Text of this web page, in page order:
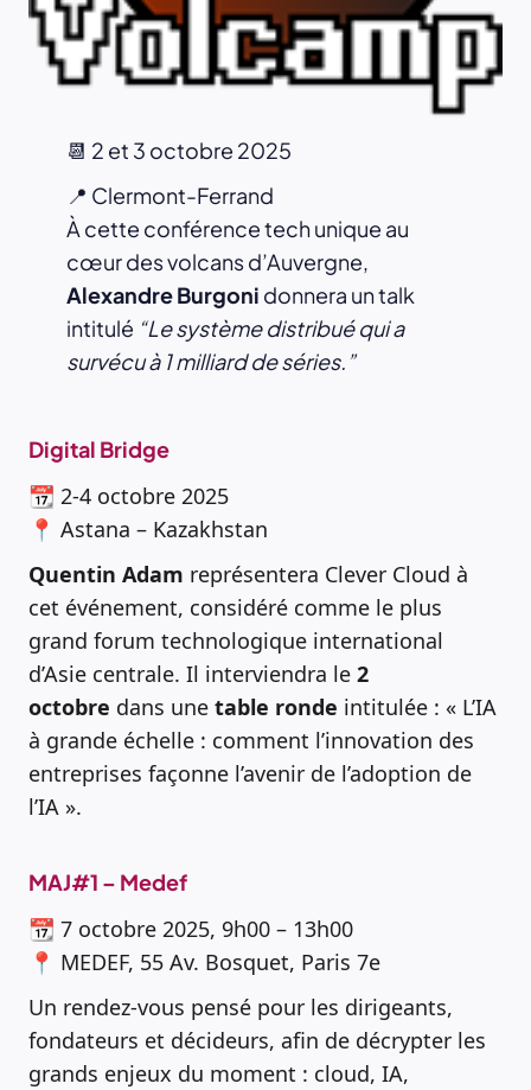
📆 2 et 3 octobre 2025
📍 Clermont-Ferrand
À cette conférence tech unique au
cœur des volcans d’Auvergne,
Alexandre Burgoni donnera un talk
intitulé “Le système distribué qui a
survécu à 1 milliard de séries.”
Digital Bridge
📆 2‑4 octobre 2025
📍 Astana – Kazakhstan
Quentin Adam représentera Clever Cloud à
cet événement, considéré comme le plus
grand forum technologique international
d’Asie centrale. Il interviendra le 2
octobre dans une table ronde intitulée : « L’IA
à grande échelle : comment l’innovation des
entreprises façonne l’avenir de l’adoption de
l’IA ».
MAJ#1 – Medef
📆 7 octobre 2025, 9h00 – 13h00
📍 MEDEF, 55 Av. Bosquet, Paris 7e
Un rendez-vous pensé pour les dirigeants,
fondateurs et décideurs, afin de décrypter les
grands enjeux du moment : cloud, IA,